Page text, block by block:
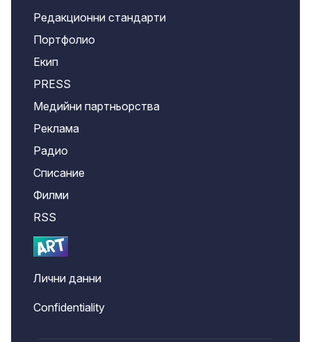
Редакционни стандарти
Портфолио
Екип
PRESS
Медийни партньорства
Реклама
Радио
Списание
Филми
RSS
Лични данни
Confidentiality